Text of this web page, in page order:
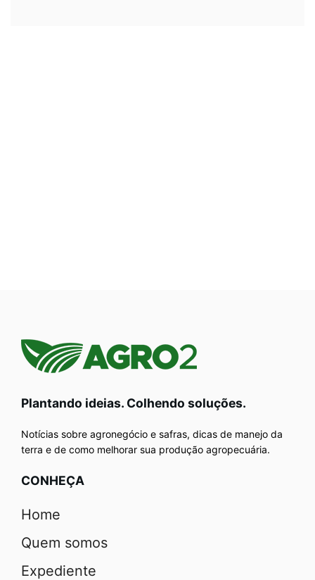
Plantando ideias. Colhendo soluções.
Notícias sobre agronegócio e safras, dicas de manejo da
terra e de como melhorar sua produção agropecuária.
CONHEÇA
Home
Quem somos
Expediente